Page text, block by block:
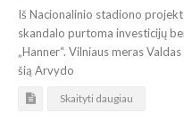
Iš Nacionalinio stadiono
skandalo purtoma investicijų
„Hanner“. Vilniaus meras
šią Arvydo
Skaityti daugiau